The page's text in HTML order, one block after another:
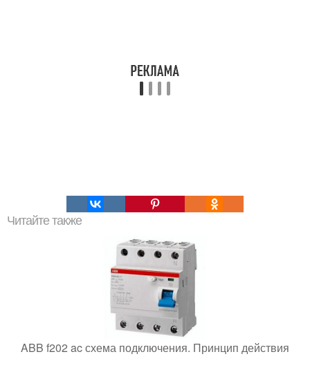
Читайте также
ABB f202 ac схема подключения. Принцип действия